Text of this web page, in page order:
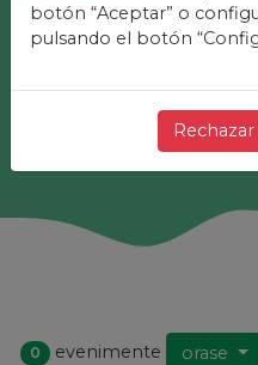
+ Rapid +
0 evenimente orase
botón “Aceptar” o
pulsando el botón
Rechazar